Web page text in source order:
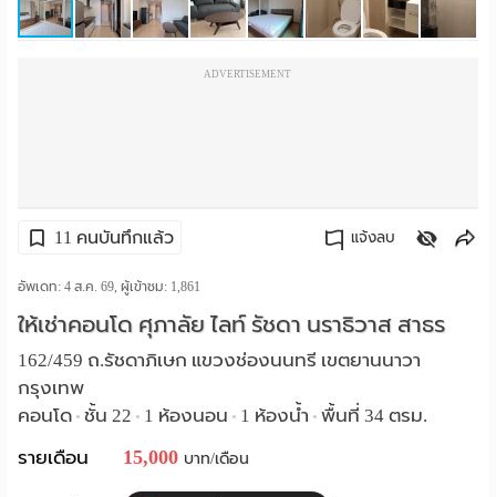
ห้อง
โฆษณา
ลง
ประกาศ
ฟรี
Language
:
ADVERTISEMENT
11 คนบันทึกแล้ว แจ้งลบ
อัพเดท: 4 ส.ค. 69, ผู้เข้าชม: 1,861
ให้เช่าคอนโด ศุภาลัย ไลท์ รัชดา นราธิวาส สาธร
162/459 ถ.รัชดาภิเษก แขวงช่องนนทรี เขตยานนาวา
กรุงเทพ
คอนโด • ชั้น 22 • 1 ห้องนอน • 1 ห้องน้ำ • พื้นที่ 34 ตรม.
รายเดือน
15,000 บาท/เดือน